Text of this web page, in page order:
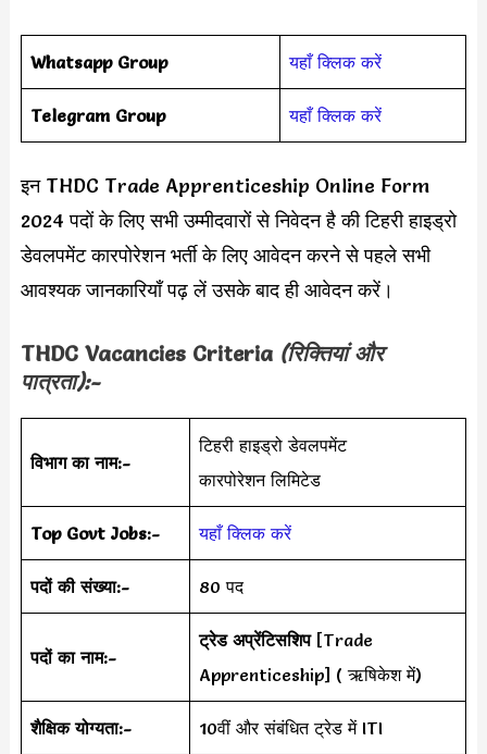
Whatsapp Group यहाँ क्लिक करें
Telegram Group यहाँ क्लिक करें
इन THDC Trade Apprenticeship Online Form
2024 पदों के लिए सभी उम्मीदवारों से निवेदन है की टिहरी हाइड्रो
डेवलपमेंट कारपोरेशन भर्ती के लिए आवेदन करने से पहले सभी
आवश्यक जानकारियाँ पढ़ लें उसके बाद ही आवेदन करें।
THDC Vacancies Criteria (रिक्तियां और
पात्रता):-
विभाग का नाम:-
टिहरी हाइड्रो डेवलपमेंट
कारपोरेशन लिमिटेड
Top Govt Jobs:- यहाँ क्लिक करें
पदों की संख्या:- 80 पद
पदों का नाम:-
ट्रेड अप्रेंटिसशिप[Trade
Apprenticeship] ( ऋषिकेश में)
शैक्षिक योग्यता:- 10वीं और संबंधित ट्रेड में ITI